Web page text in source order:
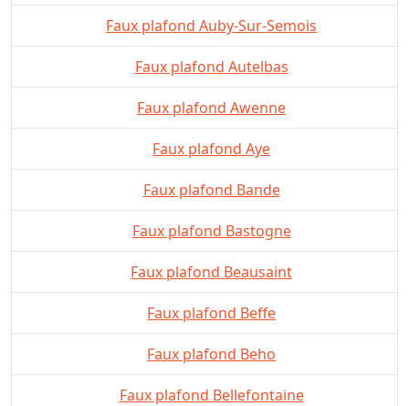
Faux plafond Auby-Sur-Semois
Faux plafond Autelbas
Faux plafond Awenne
Faux plafond Aye
Faux plafond Bande
Faux plafond Bastogne
Faux plafond Beausaint
Faux plafond Beffe
Faux plafond Beho
Faux plafond Bellefontaine